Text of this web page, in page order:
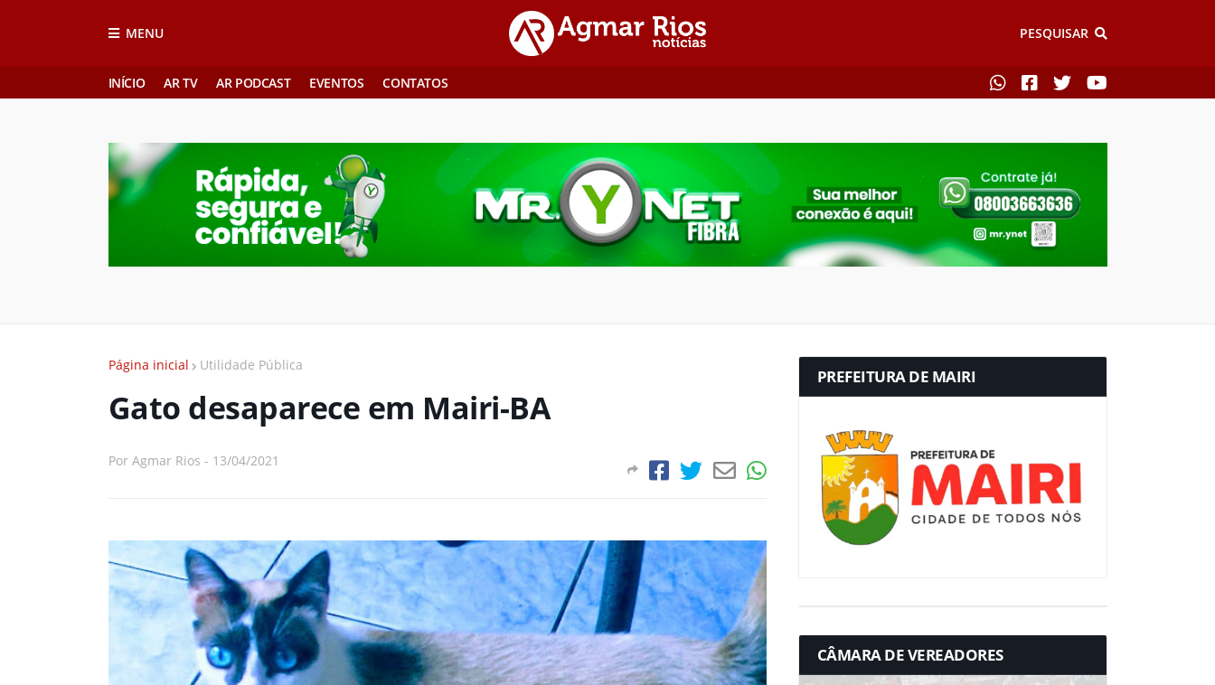
MENU PESQUISAR
INÍCIO AR TV AR PODCAST EVENTOS CONTATOS
Página inicial Utilidade Pública
Gato desaparece em Mairi-BA
Por Agmar Rios - 13/04/2021
PREFEITURA DE MAIRI
CÂMARA DE VEREADORES